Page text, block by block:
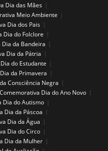
Dia das Mães
Meio Ambiente
Dia dos Pais
Dia do Folclore
da Bandeira
Dia da Pátria
do Estudante
da Primavera
Consciência Negra
Dia do Ano Novo
Dia do Autismo
Dia da Páscoa
Dia da Água
Dia do Circo
Dia da Mulher